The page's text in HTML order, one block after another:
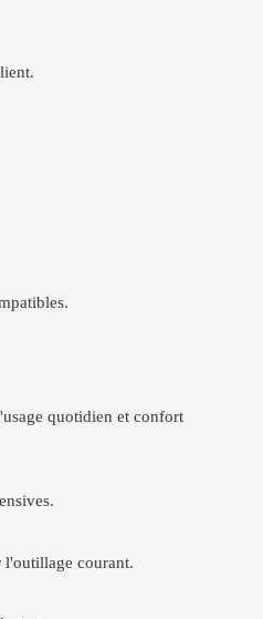
quotidien et confort
l'outillage courant.